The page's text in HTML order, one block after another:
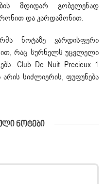
მდიდარ გობელენად
და კარდამონით.
ნოტაზე ვარდისფერი
რაც სურნელს უცვლელი
Club De Nuit Precieux 1
სიძლიერის, ფუფუნება
Ნოტები